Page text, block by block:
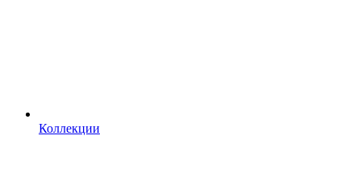
Коллекции